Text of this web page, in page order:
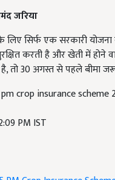
के लिए सिर्फ एक सरकारी
करती है और खेती में होने
30 अगस्त से पहले बीमा
pm crop insurance